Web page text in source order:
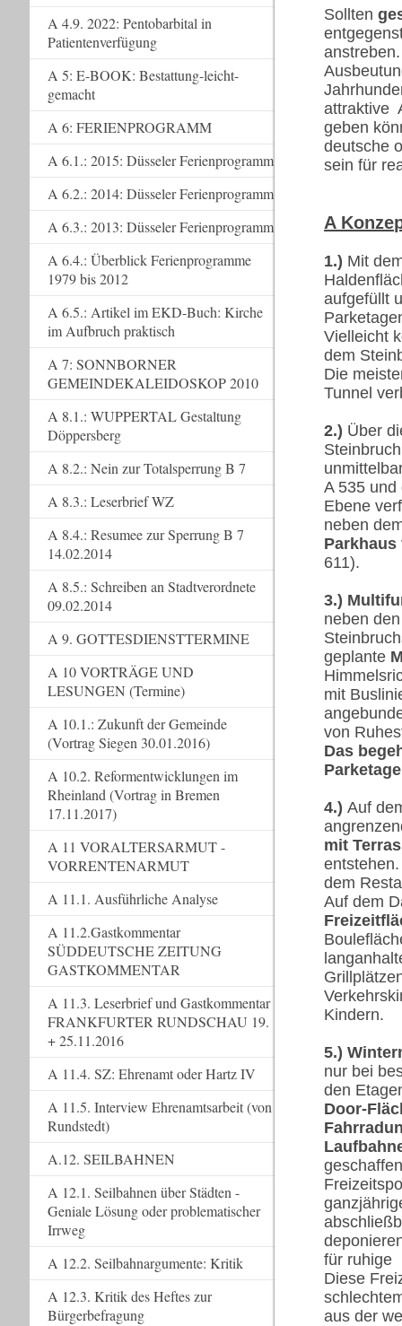
Sollten
attraktive
geben
deutsche
sein für
A
1.) Mit
aufgefüllt
Vielleicht
dem
Die
Tunnel
2.) Über
A 535
Ebene
neben
611).
3.)
neben
geplante
mit
von
Das
4.)Auf
mit
dem
Auf dem
Kindern.
5.)
nur bei
den
Door-
für ruhige
Diese
aus der
A 4.9. 2022: Pentobarbital in
Patientenverfügung
A 5: E-BOOK: Bestattung-leicht-
gemacht
A 6: FERIENPROGRAMM
A 6.1.: 2015: Düsseler Ferienprogramm
A 6.2.: 2014: Düsseler Ferienprogramm
A 6.3.: 2013: Düsseler Ferienprogramm
A 6.4.: Überblick Ferienprogramme
1979 bis 2012
A 6.5.: Artikel im EKD-Buch: Kirche
im Aufbruch praktisch
A 7: SONNBORNER
GEMEINDEKALEIDOSKOP 2010
A 8.1.: WUPPERTAL Gestaltung
Döppersberg
A 8.2.: Nein zur Totalsperrung B 7
A 8.3.: Leserbrief WZ
A 8.4.: Resumee zur Sperrung B 7
14.02.2014
A 8.5.: Schreiben an Stadtverordnete
09.02.2014
A 9. GOTTESDIENSTTERMINE
A 10 VORTRÄGE UND
LESUNGEN (Termine)
A 10.1.: Zukunft der Gemeinde
(Vortrag Siegen 30.01.2016)
A 10.2. Reformentwicklungen im
Rheinland (Vortrag in Bremen
17.11.2017)
A 11 VORALTERSARMUT -
VORRENTENARMUT
A 11.1. Ausführliche Analyse
A 11.2.Gastkommentar
SÜDDEUTSCHE ZEITUNG
GASTKOMMENTAR
A 11.3. Leserbrief und Gastkommentar
FRANKFURTER RUNDSCHAU 19.
+ 25.11.2016
A 11.4. SZ: Ehrenamt oder Hartz IV
A 11.5. Interview Ehrenamtsarbeit (von
Rundstedt)
A.12. SEILBAHNEN
A 12.1. Seilbahnen über Städten -
Geniale Lösung oder problematischer
Irrweg
A 12.2. Seilbahnargumente: Kritik
A 12.3. Kritik des Heftes zur
Bürgerbefragung